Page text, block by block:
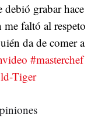
debió grabar hace
me faltó al respeto
da de comer a
#masterchef
Tiger